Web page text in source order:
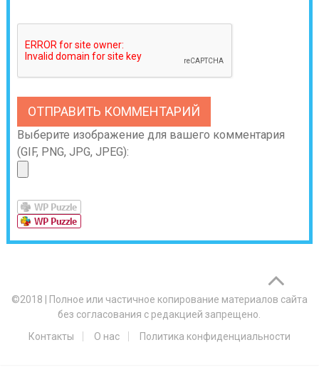
Выберите изображение для вашего комментария
(GIF, PNG, JPG, JPEG):
©2018
Полное или частичное копирование материалов сайта
без согласования с редакцией запрещено.
Контакты
О нас Политика конфиденциальности